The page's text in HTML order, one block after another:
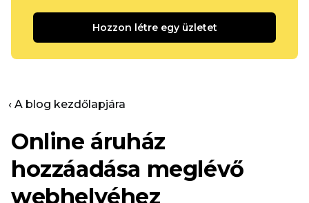
Hozzon létre egy üzletet
‹ A blog kezdőlapjára
Online áruház
hozzáadása meglévő
webhelyéhez